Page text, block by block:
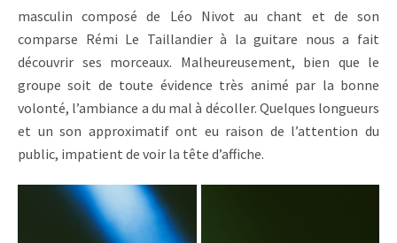
masculin composé de Léo Nivot au chant et de son
comparse Rémi Le Taillandier à la guitare nous a fait
découvrir ses morceaux. Malheureusement, bien que le
groupe soit de toute évidence très animé par la bonne
volonté, l’ambiance a du mal à décoller. Quelques longueurs
et un son approximatif ont eu raison de l’attention du
public, impatient de voir la tête d’affiche.